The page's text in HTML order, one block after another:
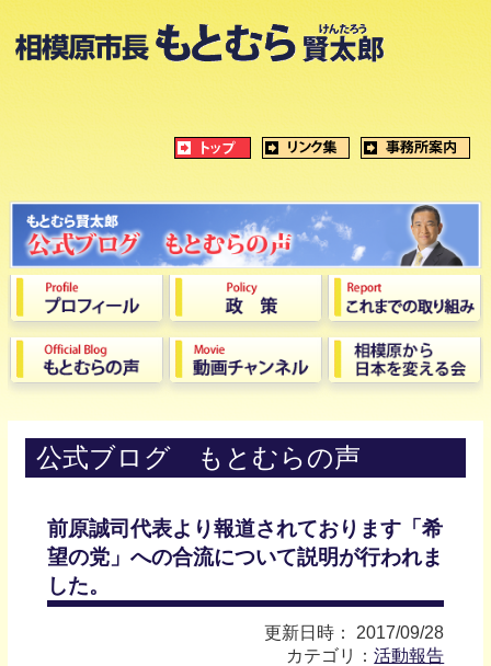
公式ブログ もとむらの声
前原誠司代表より報道されております「希
望の党」への合流について説明が行われま
した。
更新日時： 2017/09/28
カテゴリ：活動報告